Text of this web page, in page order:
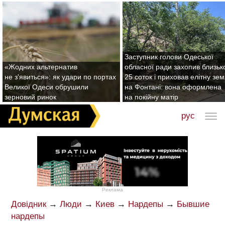
«Жодних альтернатив
не з'явиться»: як удари по портах
Великої Одеси обрушили
зерновий ринок
Заступник голови Одеської
обласної ради захопив
25 соток і приховав елітну
на Фонтані: вона оформлена
на покійну матір
рус
Реклама
Довідник→ Люди → Киев → Нардепы → Бывшие
нардепы